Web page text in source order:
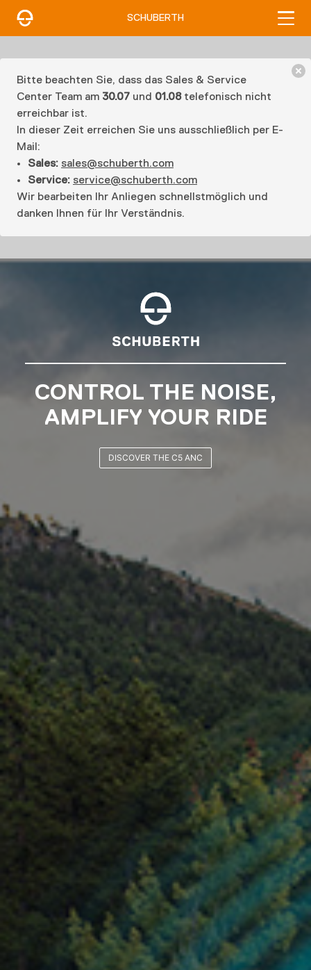
SCHUBERTH
Bitte beachten Sie, dass das Sales & Service
Center Team am 30.07 und 01.08telefonisch nicht
erreichbar ist.
In dieser Zeit erreichen Sie uns ausschließlich per E-
Mail:
Sales: sales@schuberth.com
Service: service@schuberth.com
Wir bearbeiten Ihr Anliegen schnellstmöglich und
danken Ihnen für Ihr Verständnis.
SCHUBERTH RIDERS
CLUB
JOIN NOW